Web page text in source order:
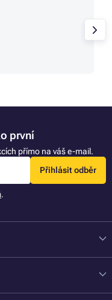
první
přímo na váš e-mail.
Přihlásit odběr
.